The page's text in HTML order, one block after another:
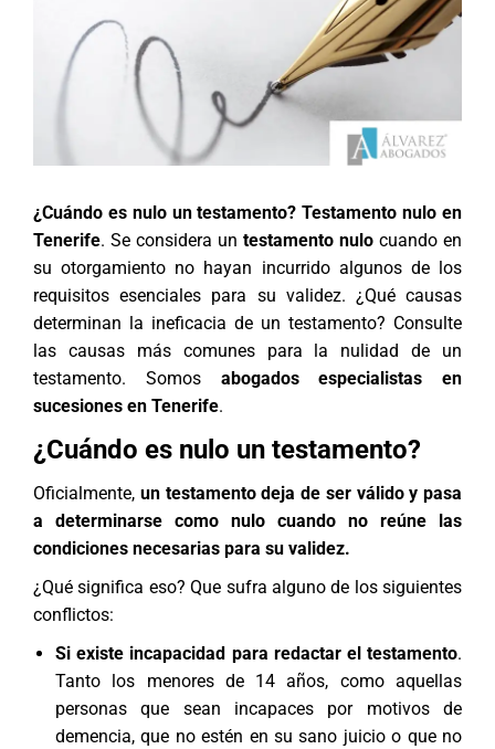
¿Cuándo es nulo un testamento? Testamento nulo en
Tenerife. Se considera un testamento nulo cuando en
su otorgamiento no hayan incurrido algunos de los
requisitos esenciales para su validez. ¿Qué causas
determinan la ineficacia de un testamento? Consulte
las causas más comunes para la nulidad de un
testamento. Somos abogados especialistas en
sucesiones en Tenerife.
¿Cuándo es nulo un testamento?
Oficialmente, un testamento deja de ser válido y pasa
a determinarse como nulo cuando no reúne las
condiciones necesarias para su validez.
¿Qué significa eso? Que sufra alguno de los siguientes
conflictos:
Si existe incapacidad para redactar el testamento.
Tanto los menores de 14 años, como aquellas
personas que sean incapaces por motivos de
demencia, que no estén en su sano juicio o que no